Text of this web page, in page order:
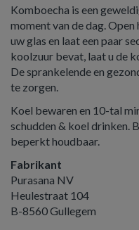
Komboecha is een
moment van de dag.
uw glas en laat een paar
koolzuur bevat, laat u de
De sprankelende en
te zorgen.
Koel bewaren en 10-tal
schudden & koel drinken.
beperkt houdbaar.
Fabrikant
Purasana NV
Heulestraat 104
B-8560 Gullegem